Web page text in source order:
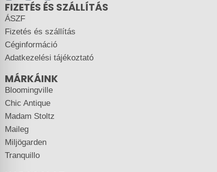
FIZETÉS ÉS SZÁLLÍTÁS
ÁSZF
Fizetés és szállítás
Céginformáció
Adatkezelési tájékoztató
MÁRKÁINK
Bloomingville
Chic Antique
Madam Stoltz
Maileg
Miljögarden
Tranquillo